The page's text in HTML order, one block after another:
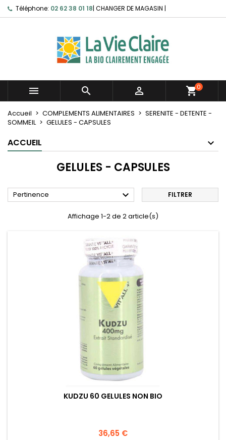
Téléphone: 02 62 38 01 18| CHANGER DE MAGASIN |
   shopping_cart0
Accueil COMPLEMENTS ALIMENTAIRES
SERENITE - DETENTE -
SOMMEIL
GELULES - CAPSULES
ACCUEIL
GELULES - CAPSULES
Pertinence  FILTRER
Affichage 1-2 de 2 article(s)
KUDZU 60 GELULES NON BIO
36,65 €